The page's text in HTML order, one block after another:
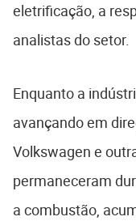
eletrificação, a
analistas do setor.
Enquanto a
avançando em
Volkswagen e
permaneceram
a combustão,